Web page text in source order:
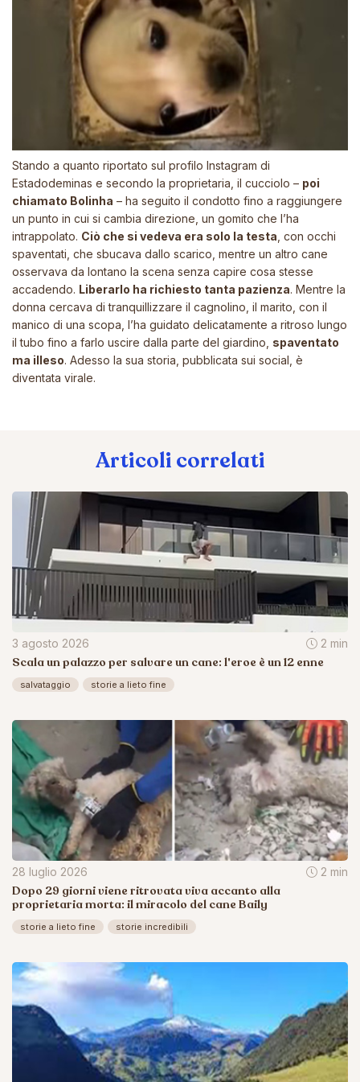
Stando a quanto riportato sul profilo Instagram di
Estadodeminas e secondo la proprietaria, il cucciolo – poi
chiamato Bolinha – ha seguito il condotto fino a raggiungere
un punto in cui si cambia direzione, un gomito che l’ha
intrappolato. Ciò che si vedeva era solo la testa , con occhi
spaventati, che sbucava dallo scarico, mentre un altro cane
osservava da lontano la scena senza capire cosa stesse
accadendo. Liberarlo ha richiesto tanta pazienza. Mentre la
donna cercava di tranquillizzare il cagnolino, il marito, con il
manico di una scopa, l’ha guidato delicatamente a ritroso lungo
il tubo fino a farlo uscire dalla parte del giardino, spaventato
ma illeso. Adesso la sua storia, pubblicata sui social, è
diventata virale.
Articoli correlati
3 agosto 2026 2 min
Scala un palazzo per salvare un cane: l'eroe è un 12 enne
salvataggio storie a lieto fine
28 luglio 2026 2 min
Dopo 29 giorni viene ritrovata viva accanto alla
proprietaria morta: il miracolo del cane Baily
storie a lieto fine storie incredibili